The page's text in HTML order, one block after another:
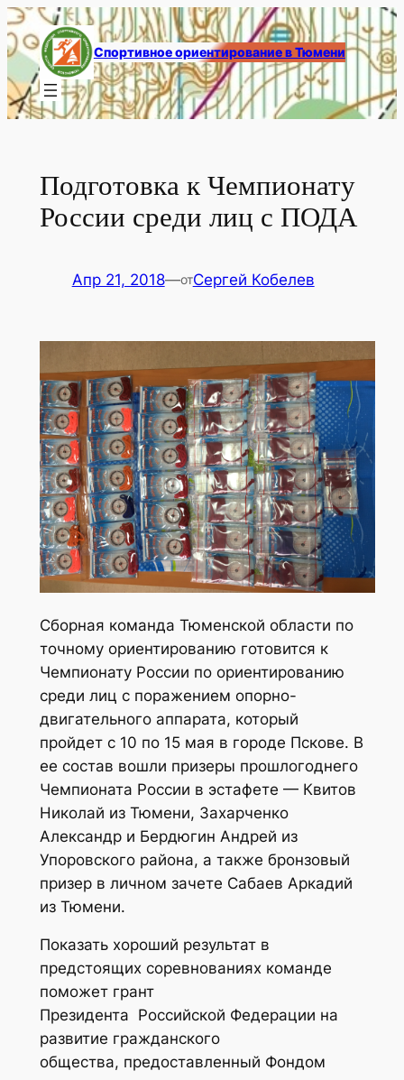
Перейти
к
содержимому
Спортивное ориентирование в Тюмени
Подготовка к Чемпионату
России среди лиц с ПОДА
Апр 21, 2018—отСергей Кобелев
Сборная команда Тюменской области по
точному ориентированию готовится к
Чемпионату России по ориентированию
среди лиц с поражением опорно-
двигательного аппарата, который
пройдет с 10 по 15 мая в городе Пскове. В
ее состав вошли призеры прошлогоднего
Чемпионата России в эстафете — Квитов
Николай из Тюмени, Захарченко
Александр и Бердюгин Андрей из
Упоровского района, а также бронзовый
призер в личном зачете Сабаев Аркадий
из Тюмени.
Показать хороший результат в
предстоящих соревнованиях команде
поможет грант
Президента Российской Федерации на
развитие гражданского
общества, предоставленный Фондом